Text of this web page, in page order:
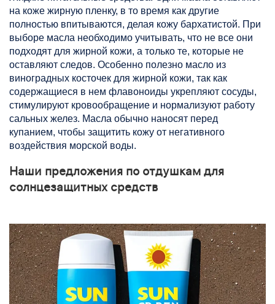
на коже жирную пленку, в то время как другие
полностью впитываются, делая кожу бархатистой. При
выборе масла необходимо учитывать, что не все они
подходят для жирной кожи, а только те, которые не
оставляют следов. Особенно полезно масло из
виноградных косточек для жирной кожи, так как
содержащиеся в нем флавоноиды укрепляют сосуды,
стимулируют кровообращение и нормализуют работу
сальных желез. Масла обычно наносят перед
купанием, чтобы защитить кожу от негативного
воздействия морской воды.
Наши предложения по отдушкам для
солнцезащитных средств